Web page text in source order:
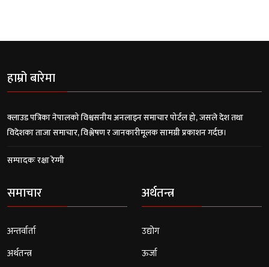
हाम्रो बारेमा
क्लाउड पत्रिका नेपालको विश्वसनीय अनलाइन समाचार पोर्टल हो, जसले देश तथा
विदेशका ताजा समाचार, विश्लेषण र जानकारीमूलक सामग्री प्रकाशन गर्दछ।
सम्पादकः रक्षा रेग्मी
समाचार
अन्तर्वार्ता
अर्थतन्त्र
अर्थतन्त्र
उद्योग
ऊर्जा